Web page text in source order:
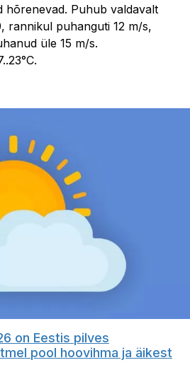
hõrenevad. Puhub valdavalt
rannikul puhanguti 12 m/s,
üle 15 m/s.
on Eestis pilves
pool hoovihma ja äikest